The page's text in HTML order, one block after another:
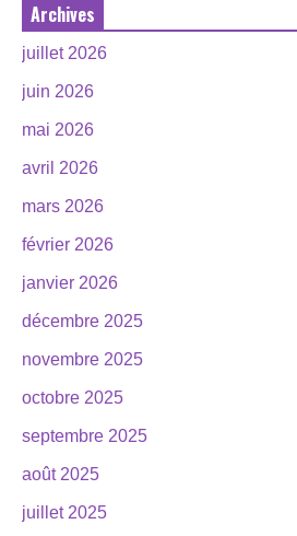
Archives
juillet 2026
juin 2026
mai 2026
avril 2026
mars 2026
février 2026
janvier 2026
décembre 2025
novembre 2025
octobre 2025
septembre 2025
août 2025
juillet 2025